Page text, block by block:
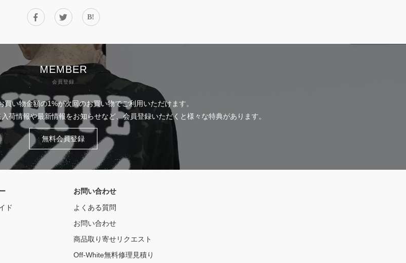
B!
MEMBER
会員登録
買い物金額の1%が次回のお買い物でご利用いただけます。
荷情報や最新情報をお知らせなど、会員登録いただくと様々な特典があります。
無料会員登録
ド
お問い合わせ
よくある質問
お問い合わせ
商品取り寄せリクエスト
Off-White無料修理見積り